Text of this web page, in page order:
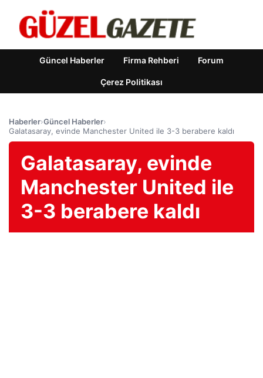
Güncel Haberler Firma Rehberi Forum
Çerez Politikası
Haberler›Güncel Haberler›
Galatasaray, evinde Manchester United ile 3-3 berabere kaldı
Galatasaray, evinde
Manchester United ile
3-3 berabere kaldı